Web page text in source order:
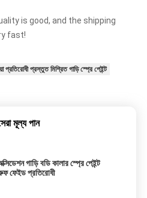
is good, and the shipping
fast!
প্রতিরোধী প্রস্তুত মিশ্রিত গাড়ি স্প্রে পেইন্ট
মূল্য পান
গাড়ি বডি কালার স্প্রে পেইন্ট
ফেইড প্রতিরোধী